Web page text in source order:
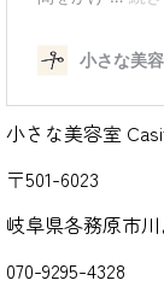
小さな美容室
〒501-6023
岐阜県各務原市川
070-9295-4328